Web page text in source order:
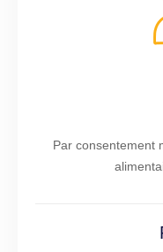
Par consentement